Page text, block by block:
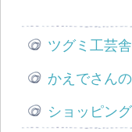
ツグミ工芸
かえでさん
ショッピング